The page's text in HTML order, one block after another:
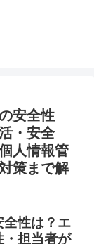
安全性
・安全
人情報管
策まで解
全性は？エ
・担当者が